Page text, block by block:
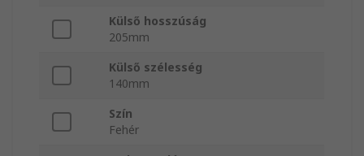
Külső hosszúság
205mm
Külső szélesség
140mm
Szín
Fehér